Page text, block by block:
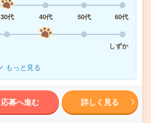
30代 40代 50代
60代
しずか
もっと見る
応募へ進む 詳しく見る